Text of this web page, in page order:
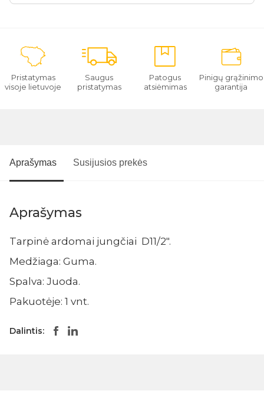
Pristatymas
visoje lietuvoje
Saugus
pristatymas
Patogus
atsiėmimas
Pinigų grąžinimo
garantija
Aprašymas Susijusios prekės
Aprašymas
Tarpinė ardomai jungčiai D11/2".
Medžiaga: Guma.
Spalva: Juoda.
Pakuotėje: 1 vnt.
Dalintis: